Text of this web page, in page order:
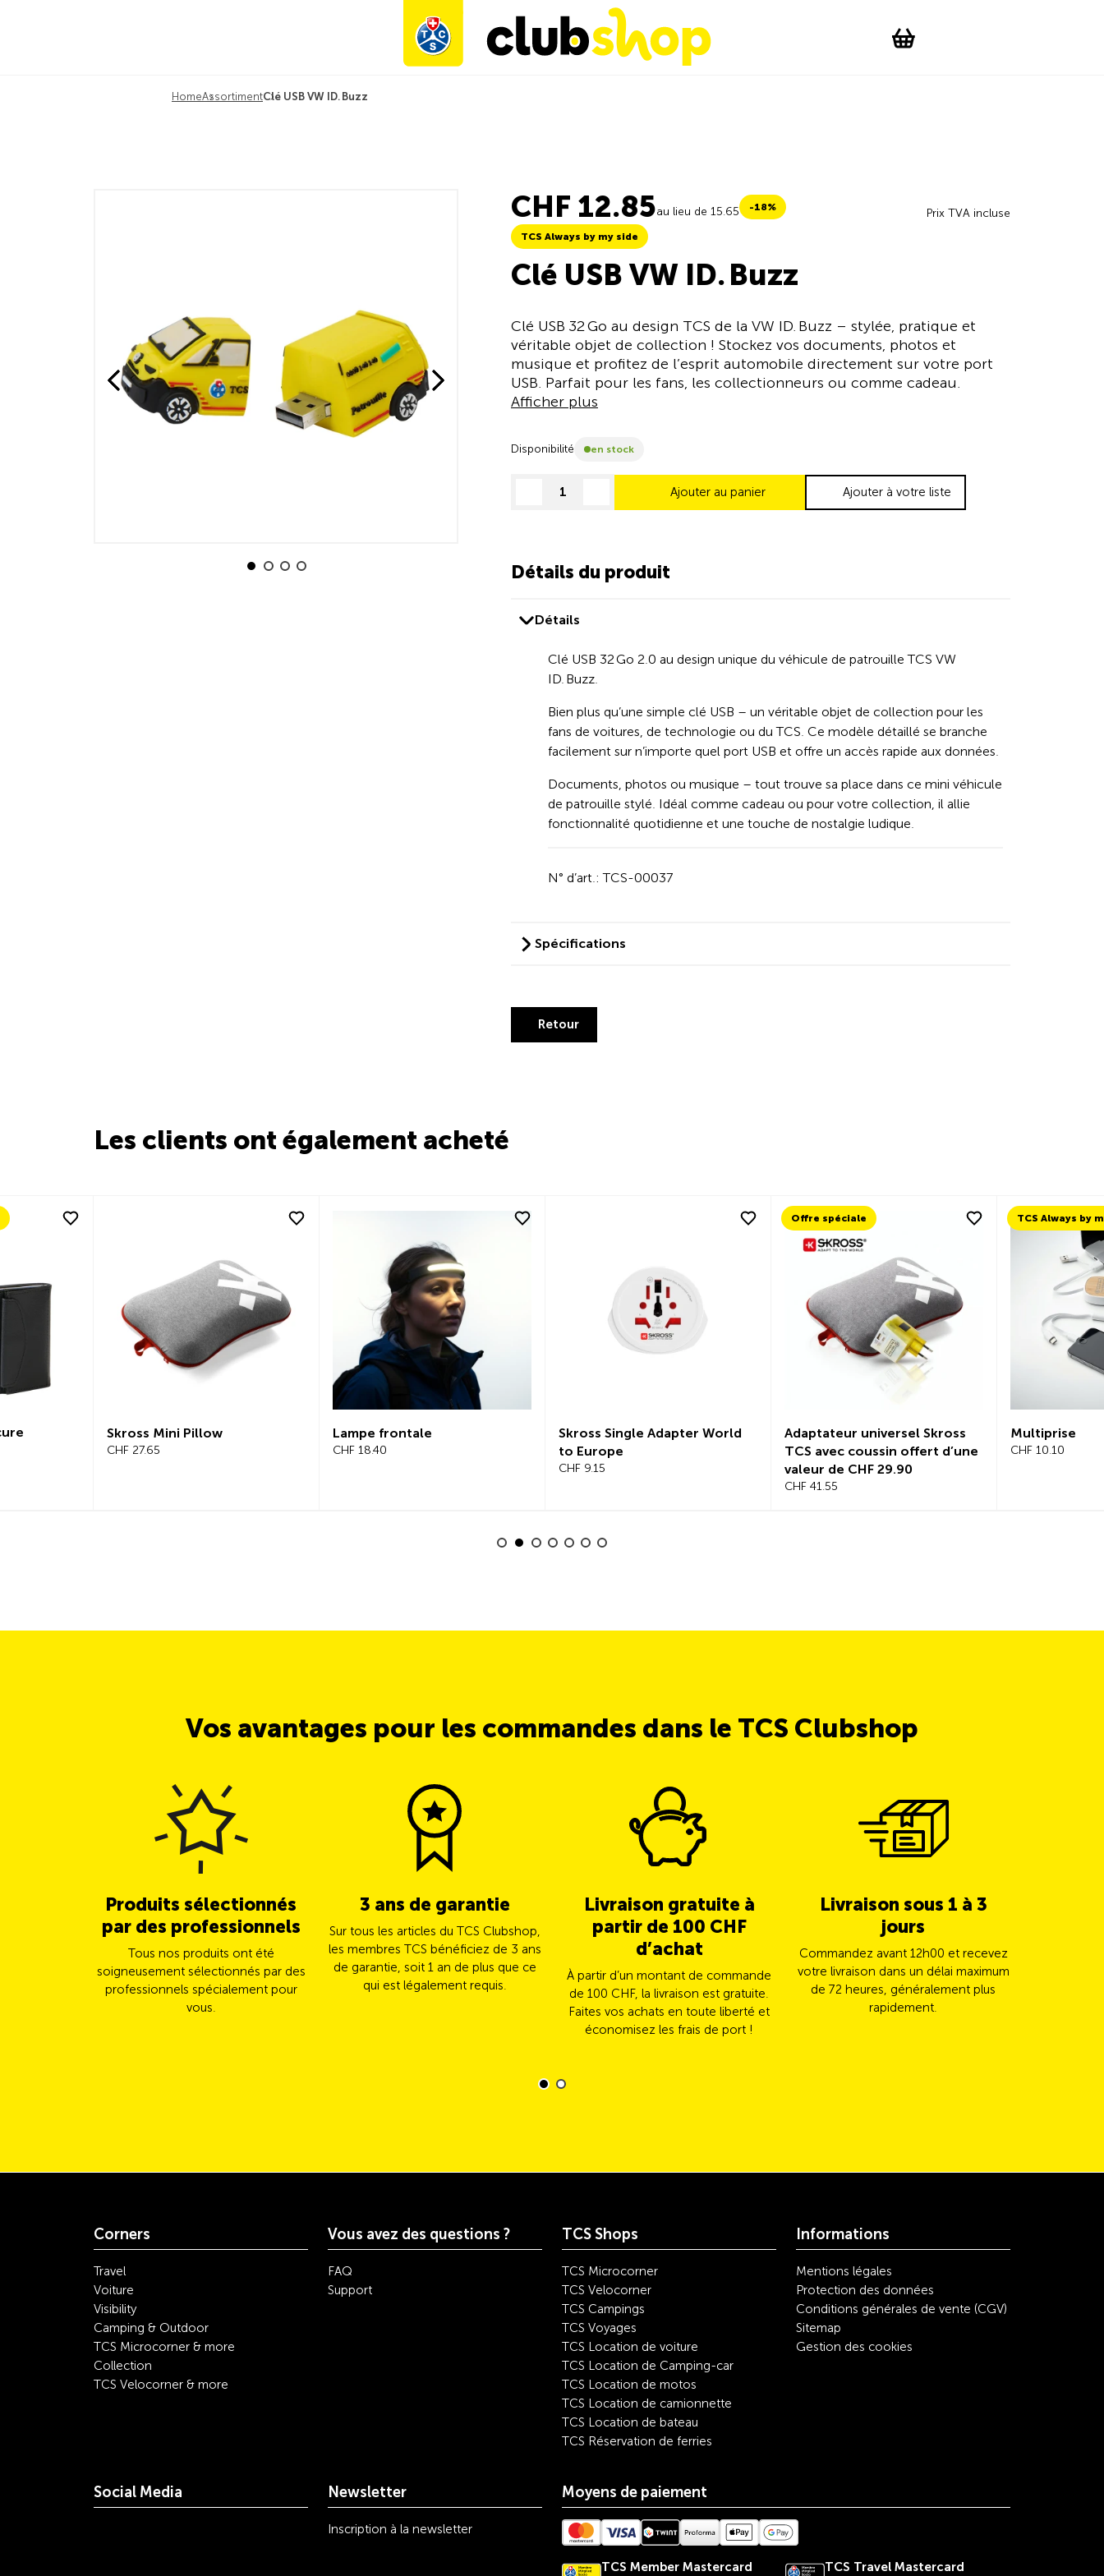
WishList
HomeAssortimentClé USB VW ID. Buzz
CHF 12.85au lieu de 15.65 -18%
TCS Always by my side
Prix TVA incluse
Clé USB VW ID. Buzz
Clé USB 32 Go au design TCS de la VW ID. Buzz – stylée, pratique et
véritable objet de collection ! Stockez vos documents, photos et
musique et profitez de l’esprit automobile directement sur votre port
USB. Parfait pour les fans, les collectionneurs ou comme cadeau.
Afficher plus
Disponibilité en stock
decrease quantityincrease quantity
Ajouter au panier Ajouter à votre liste
Détails du produit
Détails
Clé USB 32 Go 2.0 au design unique du véhicule de patrouille TCS VW
ID. Buzz.
Bien plus qu’une simple clé USB – un véritable objet de collection pour les
fans de voitures, de technologie ou du TCS. Ce modèle détaillé se branche
facilement sur n’importe quel port USB et offre un accès rapide aux données.
Documents, photos ou musique – tout trouve sa place dans ce mini véhicule
de patrouille stylé. Idéal comme cadeau ou pour votre collection, il allie
fonctionnalité quotidienne et une touche de nostalgie ludique.
N° d’art.: TCS-00037
Spécifications
Retour
Les clients ont également acheté
Skross Mini Pillow
CHF 27.65
Lampe frontale
CHF 18.40
Skross Single Adapter World
to Europe
CHF 9.15
Offre spéciale
Adaptateur universel Skross
TCS avec coussin offert d’une
valeur de CHF 29.90
CHF 41.55
Multiprise
CHF 10.10
Vos avantages pour les commandes dans le TCS Clubshop
Produits sélectionnés
par des professionnels
Tous nos produits ont été
soigneusement sélectionnés par des
professionnels spécialement pour
vous.
3 ans de garantie
Sur tous les articles du TCS Clubshop,
les membres TCS bénéficiez de 3 ans
de garantie, soit 1 an de plus que ce
qui est légalement requis.
Livraison gratuite à
partir de 100 CHF
d’achat
À partir d’un montant de commande
de 100 CHF, la livraison est gratuite.
Faites vos achats en toute liberté et
économisez les frais de port !
Livraison sous 1 à 3
jours
Commandez avant 12h00 et recevez
votre livraison dans un délai maximum
de 72 heures, généralement plus
rapidement.
Corners
Travel
Voiture
Visibility
Camping & Outdoor
TCS Microcorner & more
Collection
TCS Velocorner & more
Vous avez des questions ?
FAQ
Support
TCS Shops
TCS Microcorner
TCS Velocorner
TCS Campings
TCS Voyages
TCS Location de voiture
TCS Location de Camping-car
TCS Location de motos
TCS Location de camionnette
TCS Location de bateau
TCS Réservation de ferries
Informations
Mentions légales
Protection des données
Conditions générales de vente (CGV)
Sitemap
Gestion des cookies
Social Media Newsletter
Inscription à la newsletter
Moyens de paiement
TCS Member Mastercard TCS Travel Mastercard